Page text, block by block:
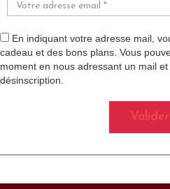
En indiquant votre adresse mail,
cadeau et des bons plans. Vous
moment en nous adressant un mail
désinscription.
Valider